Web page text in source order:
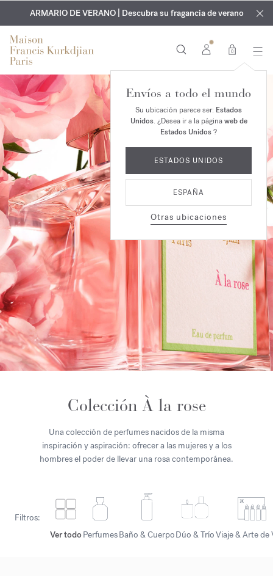
EXCLUSIVO | Descubra la nueva fragancia OUD
velvet mood
en su pedido*
GRABADO GRATUITO | En todas las fragancias y aceites
corporales hasta el 9 de agosto
ARMARIO DE VERANO | Descubra su fragancia de verano
0
Envíos a todo el mundo
Su ubicación parece ser: Estados
Unidos. ¿Desea ir a la páginaweb de
Estados Unidos?
ESTADOS UNIDOS
ESPAÑA
Otras ubicaciones
Colección À la rose
Una colección de perfumes nacidos de la misma
inspiración y aspiración: ofrecer a las mujeres y a los
hombres el poder de llevar una rosa contemporánea.
Filtros:
Ver todoPerfumesBaño & CuerpoDúo & TríoViaje & Arte de